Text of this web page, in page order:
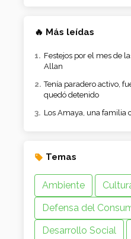
🔥 Más leídas
Festejos por el mes de
Allan
Tenía paradero activo,
quedó detenido
Los Amaya, una familia
Temas
Ambiente
Defensa del
Desarrollo Social